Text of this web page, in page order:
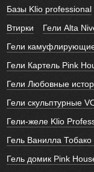
Базы Klio professional
Втирки
Гели Alta
Гели
Гели Картель Pink
Гели Любовные
Гели скульптурные
Гели-желе Klio
Гель Ванилла
Гель домик Pink